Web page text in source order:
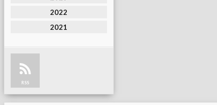
2022
2021
RSS